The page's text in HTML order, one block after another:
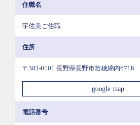
住職名
宇佐美ご住職
住所
〒381-0101 長野県長野市若穂綿内6718
google map
電話番号